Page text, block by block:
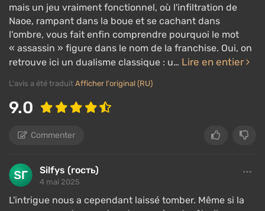
mais un jeu vraiment fonctionnel, où l'infiltration de
Naoe, rampant dans la boue et se cachant dans
l'ombre, vous fait enfin comprendre pourquoi le mot
« assassin » figure dans le nom de la franchise. Oui, on
retrouve ici un dualisme classique : u… Lire en entier
L'avis a été traduit Afficher l'original (RU)
9.0
Commenter
Silfys (гость)
4 mai 2025
L'intrigue nous a cependant laissé tomber. Même si la